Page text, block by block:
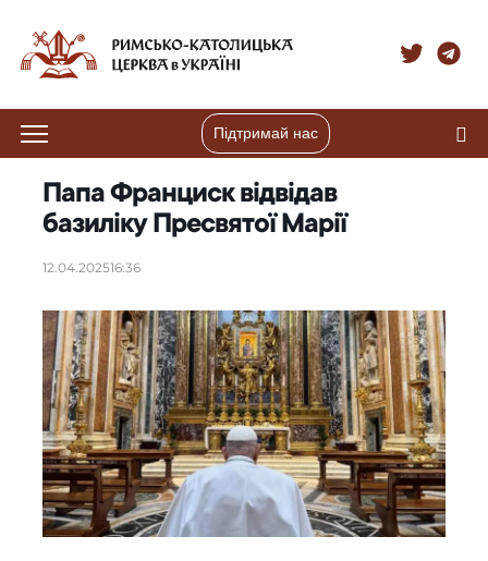
Підтримай нас
Папа Франциск відвідав
базиліку Пресвятої Марії
12.04.202516:36